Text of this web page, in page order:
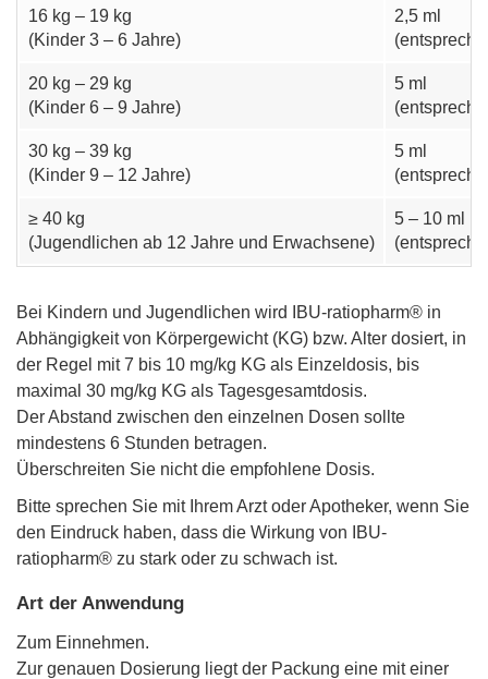
16 kg – 19 kg
(Kinder 3 – 6 Jahre)
2,5 ml
20 kg – 29 kg
(Kinder 6 – 9 Jahre)
5 ml
30 kg – 39 kg
(Kinder 9 – 12 Jahre)
5 ml
≥ 40 kg
(Jugendlichen ab 12 Jahre und Erwachsene)
5 – 10 ml
Bei Kindern und Jugendlichen wird IBU-ratiopharm® in
Abhängigkeit von Körpergewicht (KG) bzw. Alter dosiert, in
der Regel mit 7 bis 10 mg/kg KG als Einzeldosis, bis
maximal 30 mg/kg KG als Tagesgesamtdosis.
Der Abstand zwischen den einzelnen Dosen sollte
mindestens 6 Stunden betragen.
Überschreiten Sie nicht die empfohlene Dosis.
Bitte sprechen Sie mit Ihrem Arzt oder Apotheker, wenn Sie
den Eindruck haben, dass die Wirkung von IBU-
ratiopharm® zu stark oder zu schwach ist.
Art der Anwendung
Zum Einnehmen.
Zur genauen Dosierung liegt der Packung eine mit einer